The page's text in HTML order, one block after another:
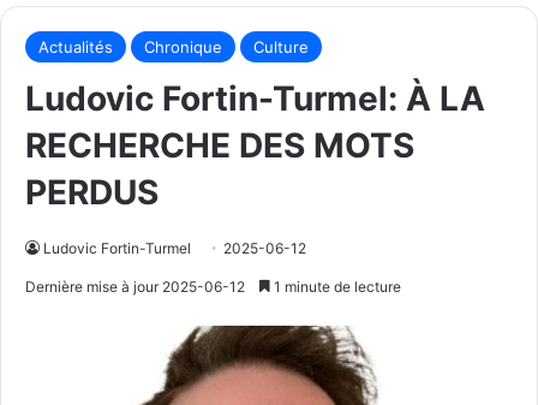
Actualités Chronique Culture
Ludovic Fortin-Turmel: À LA
RECHERCHE DES MOTS
PERDUS
Ludovic Fortin-Turmel 2025-06-12
Dernière mise à jour 2025-06-12 1 minute de lecture